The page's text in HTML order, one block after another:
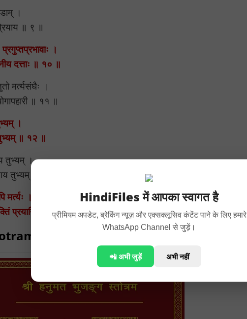
HindiFiles में आपका स्वागत है
प्रीमियम अपडेट, ब्रेकिंग न्यूज़ और एक्सक्लूसिव कंटेंट पाने के लिए हमारे
WhatsApp Channel से जुड़ें।
📲 अभी जुड़ें अभी नहीं
।
॥ ९ ॥
।
दत्ताः ॥ १० ॥
मर्त्यसंघैः ।
॥ ११ ॥
।
तुभ्यम् ॥ १२ ॥
तुभ्यम् ।
तुभ्यम् ॥ १३ ॥
मर्त्यः ।
प्रयान्ति ॥ १४ ॥
HD Image